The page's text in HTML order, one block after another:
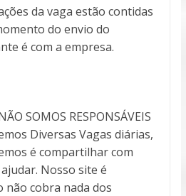
da vaga estão contidas
do envio do
é com a empresa.
SOMOS RESPONSÁVEIS
Diversas Vagas diárias,
é compartilhar com
Nosso site é
cobra nada dos